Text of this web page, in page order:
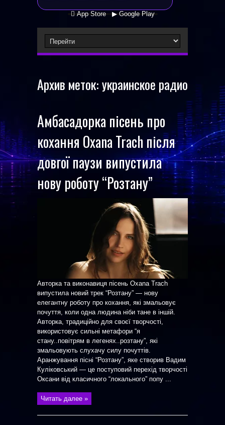
 App Store ▶ Google Play
Архив меток:украинское радио
Амбасадорка пісень про
кохання Oxana Trach після
довгої паузи випустила
нову роботу “Розтану”
Авторка та виконавиця пісень Oxana Trach
випустила новий трек “Розтану” — нову
елегантну роботу про кохання, які змальовує
почуття, коли одна людина ніби тане в іншій.
Авторка, традиційно для своєї творчості,
використовує сильні метафори “я
стану..повітрям в легенях..розтану”, які
змальовують слухачу силу почуттів.
Аранжування пісні “Розтану”, яке створив Вадим
Куліковський — це поступовий перехід творчості
Оксани від класичного “локального” попу ...
Читать далее »